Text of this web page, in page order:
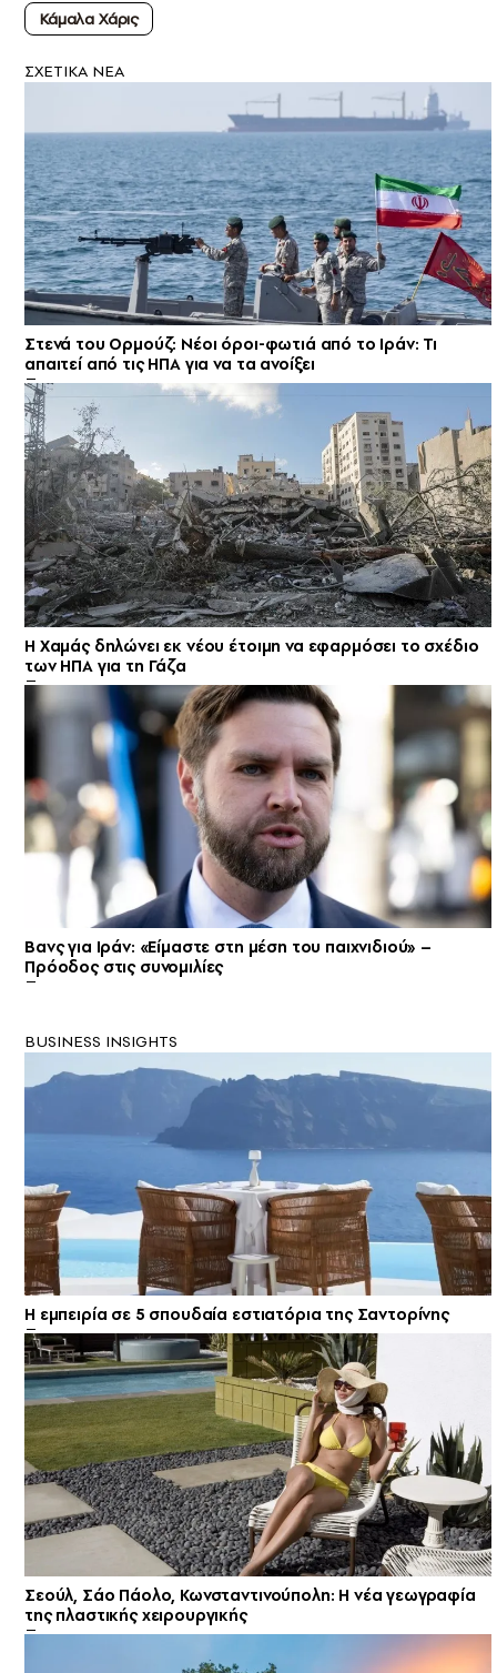
Κάμαλα Χάρις
ΣXETIKA NEA
Στενά του Ορμούζ: Νέοι όροι-φωτιά από το Ιράν: Τι
απαιτεί από τις ΗΠΑ για να τα ανοίξει
Η Χαμάς δηλώνει εκ νέου έτοιμη να εφαρμόσει το σχέδιο
των ΗΠΑ για τη Γάζα
Βανς για Ιράν: «Είμαστε στη μέση του παιχνιδιού» –
Πρόοδος στις συνομιλίες
BUSINESS INSIGHTS
Η εμπειρία σε 5 σπουδαία εστιατόρια της Σαντορίνης
Σεούλ, Σάο Πάολο, Κωνσταντινούπολη: Η νέα γεωγραφία
της πλαστικής χειρουργικής